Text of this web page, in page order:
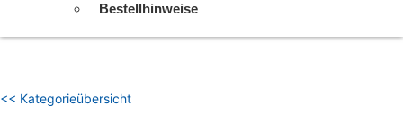
Bestellhinweise
<< Kategorieübersicht